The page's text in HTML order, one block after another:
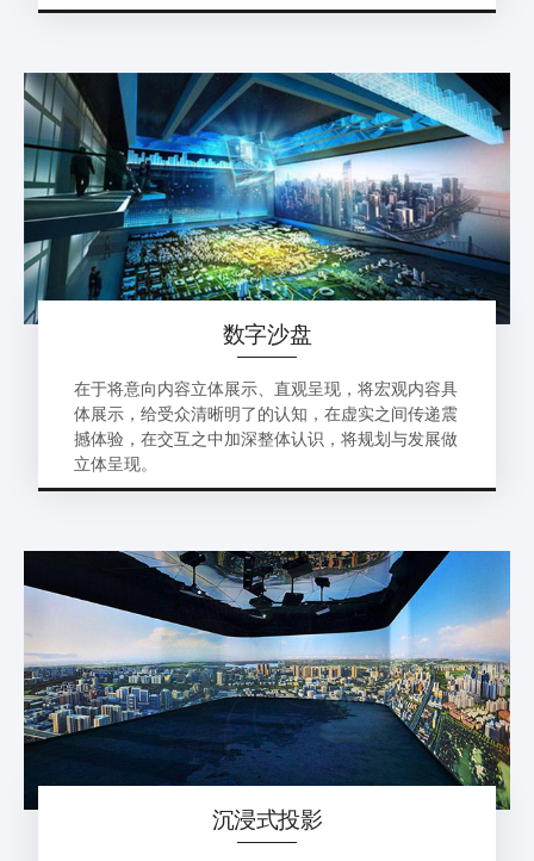
数字沙盘
在于将意向内容立体展示、直观呈现，将宏观内容具
体展示，给受众清晰明了的认知，在虚实之间传递震
撼体验，在交互之中加深整体认识，将规划与发展做
立体呈现。
沉浸式投影